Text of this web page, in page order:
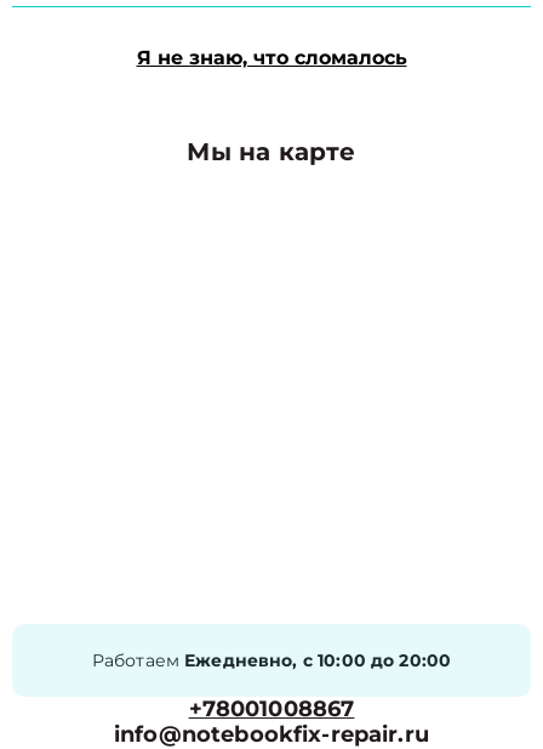
Я не знаю, что сломалось
Мы на карте
Работаем Ежедневно, с 10:00 до 20:00
+78001008867
info@notebookfix-repair.ru